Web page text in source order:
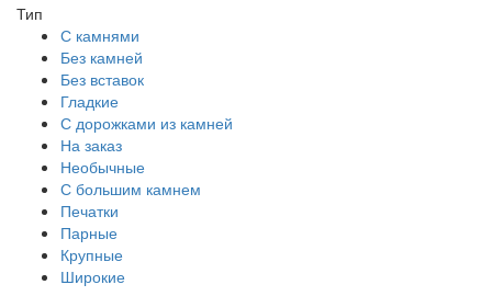
Тип
С камнями
Без камней
Без вставок
Гладкие
С дорожками из камней
На заказ
Необычные
С большим камнем
Печатки
Парные
Крупные
Широкие